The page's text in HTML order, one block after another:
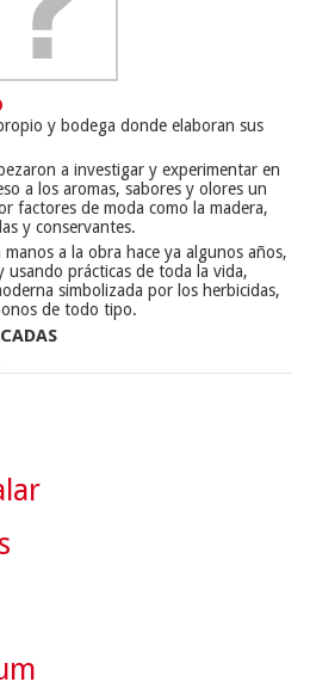
y bodega donde elaboran sus
a investigar y experimentar en
a los aromas, sabores y olores un
factores de moda como la madera,
y conservantes.
a la obra hace ya algunos años,
usando prácticas de toda la vida,
simbolizada por los herbicidas,
de todo tipo.